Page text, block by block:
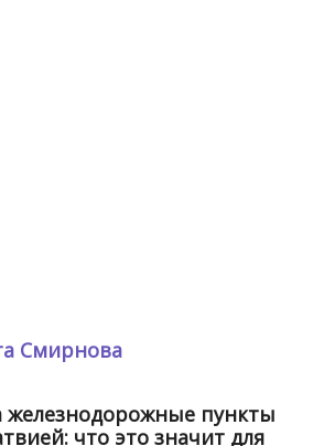
Смирнова
железнодорожные пункты
что это значит для